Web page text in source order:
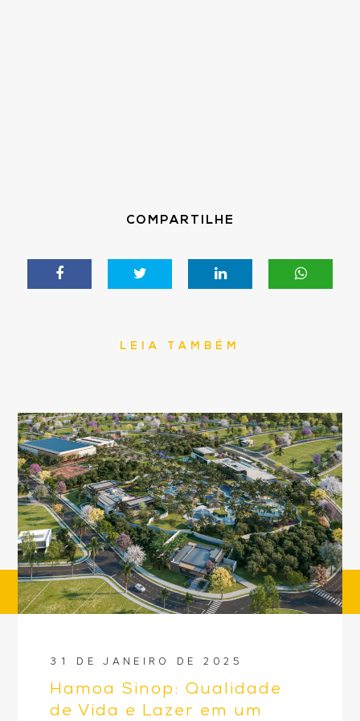
COMPARTILHE
LEIA TAMBÉM
31 DE JANEIRO DE 2025
Hamoa Sinop: Qualidade
de Vida e Lazer em um